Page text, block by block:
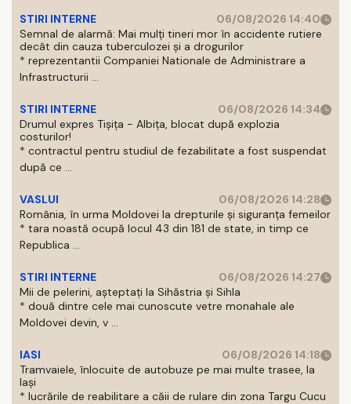
STIRI INTERNE
06/08/2026 14:40
Semnal de alarmă: Mai mulți tineri mor în accidente rutiere
decât din cauza tuberculozei și a drogurilor
* reprezentantii Companiei Nationale de Administrare a
Infrastructurii ...
STIRI INTERNE
06/08/2026 14:34
Drumul expres Tișița - Albița, blocat după explozia
costurilor!
* contractul pentru studiul de fezabilitate a fost suspendat
după ce ...
VASLUI
06/08/2026 14:28
România, în urma Moldovei la drepturile și siguranța femeilor
* tara noastă ocupă locul 43 din 181 de state, in timp ce
Republica ...
STIRI INTERNE
06/08/2026 14:27
Mii de pelerini, așteptați la Sihăstria și Sihla
* două dintre cele mai cunoscute vetre monahale ale
Moldovei devin, v ...
IASI
06/08/2026 14:18
Tramvaiele, înlocuite de autobuze pe mai multe trasee, la
Iași
* lucrările de reabilitare a căii de rulare din zona Targu Cucu